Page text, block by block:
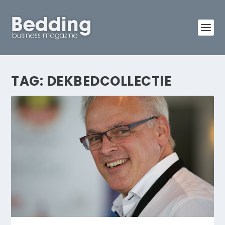
TAG: DEKBEDCOLLECTIE